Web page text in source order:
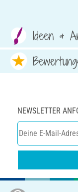
Ideen &
NEWSLETTER